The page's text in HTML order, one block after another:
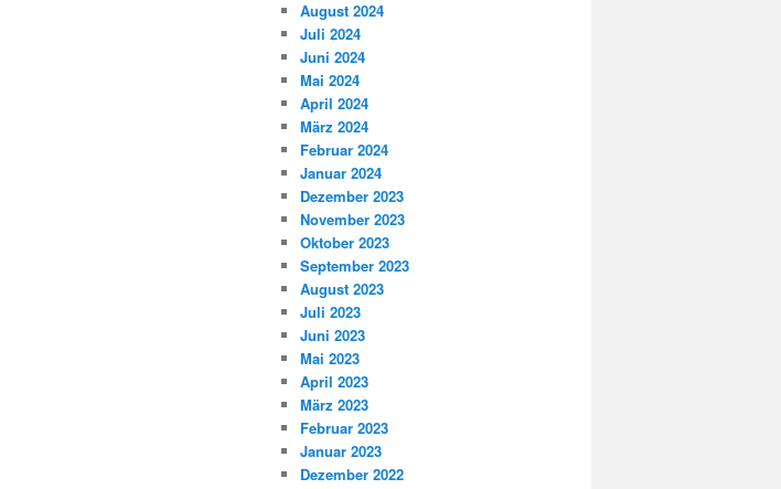
August 2024
Juli 2024
Juni 2024
Mai 2024
April 2024
März 2024
Februar 2024
Januar 2024
Dezember 2023
November 2023
Oktober 2023
September 2023
August 2023
Juli 2023
Juni 2023
Mai 2023
April 2023
März 2023
Februar 2023
Januar 2023
Dezember 2022